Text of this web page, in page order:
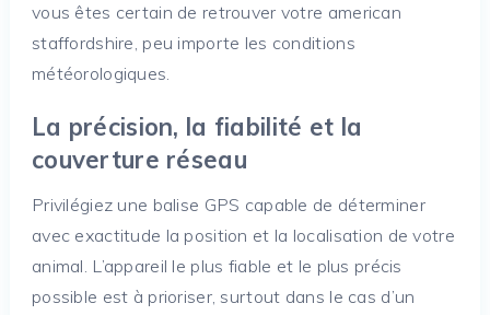
vous êtes certain de retrouver votre american
staffordshire, peu importe les conditions
météorologiques.
La précision, la fiabilité et la
couverture réseau
Privilégiez une balise GPS capable de déterminer
avec exactitude la position et la localisation de votre
animal. L’appareil le plus fiable et le plus précis
possible est à prioriser, surtout dans le cas d’un